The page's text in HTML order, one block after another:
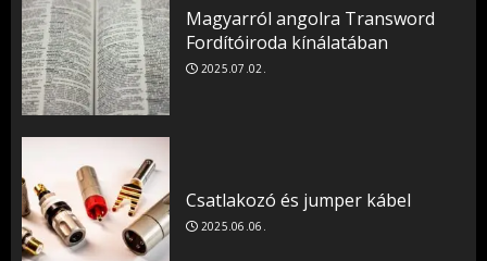
Magyarról angolra Transword
Fordítóiroda kínálatában
2025.07.02.
Csatlakozó és jumper kábel
2025.06.06.